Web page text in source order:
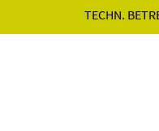
TECHN.